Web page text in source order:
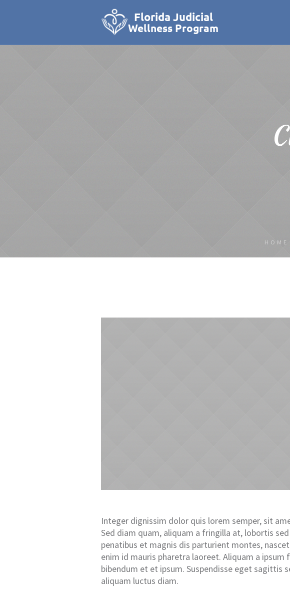
HOME
Integer dignissim dolor quis lorem semper, sit
Sed diam quam, aliquam a fringilla at, lobortis
penatibus et magnis dis parturient montes,
enim id mauris pharetra laoreet. Aliquam a ipsum
bibendum et et ipsum. Suspendisse eget sagittis
aliquam luctus diam.